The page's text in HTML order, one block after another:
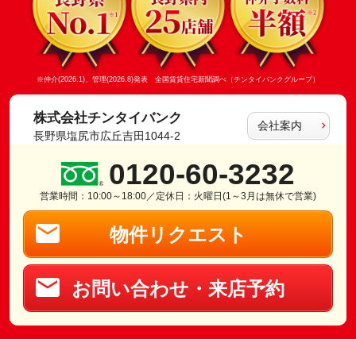
※仲介(2026.1)、管理(2026.8)発表 全国賃貸住宅新聞調べ（チンタイバンクグループ）
株式会社チンタイバンク
長野県塩尻市広丘吉田1044-2
会社案内
0120-60-3232
営業時間：10:00～18:00／定休日：火曜日(1～3月は無休で営業)
物件リクエスト
お問い合わせ・来店予約